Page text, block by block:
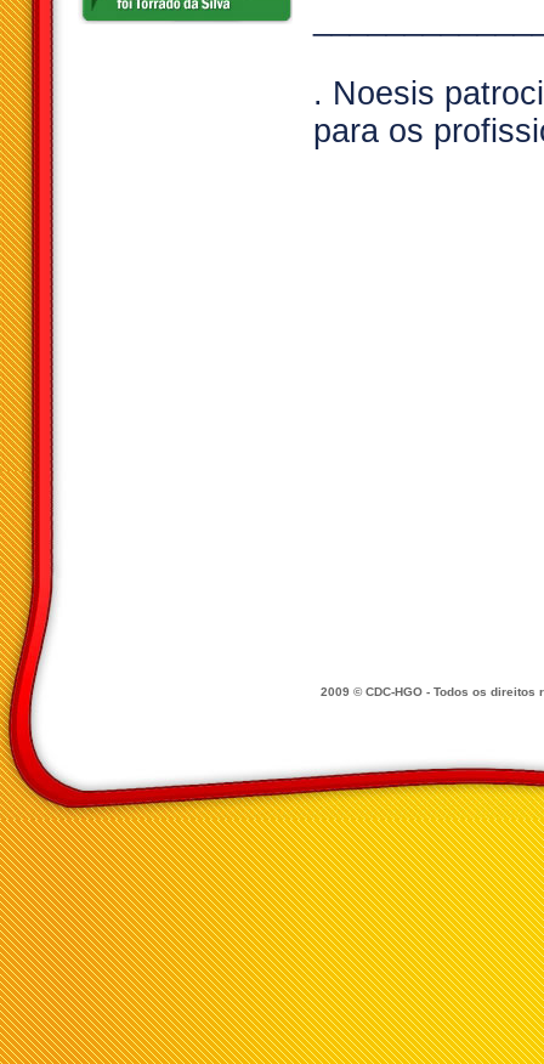
. Noesis
para os
2009 © CDC-HGO - Todos os direitos